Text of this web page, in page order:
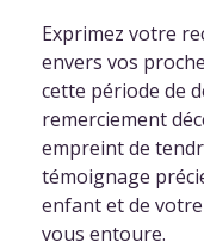
Exprimez votre
envers vos
cette période de
remerciement
empreint de
témoignage
enfant et de
vous entoure.